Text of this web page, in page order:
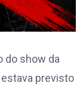
do show da
previsto